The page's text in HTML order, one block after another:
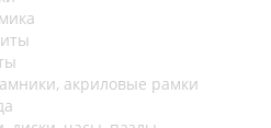
акриловые рамки